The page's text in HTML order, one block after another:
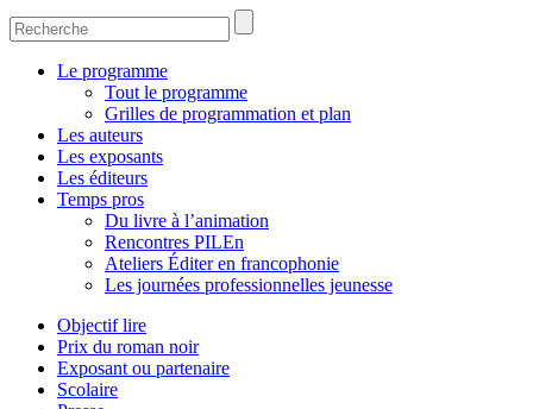
Le programme
Tout le programme
Grilles de programmation et plan
Les auteurs
Les exposants
Les éditeurs
Temps pros
Du livre à l’animation
Rencontres PILEn
Ateliers Éditer en francophonie
Les journées professionnelles jeunesse
Objectif lire
Prix du roman noir
Exposant ou partenaire
Scolaire